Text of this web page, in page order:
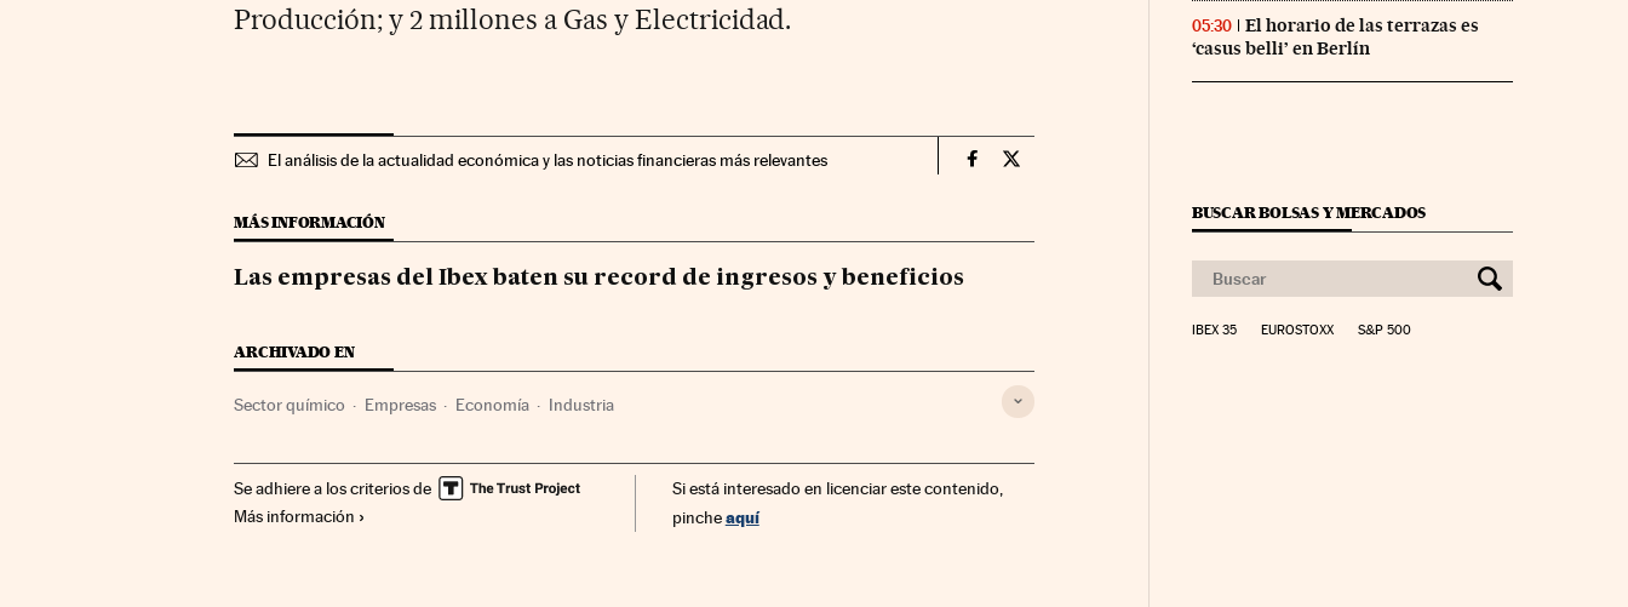
Producción; y 2 millones a Gas y Electricidad.
El análisis de la actualidad económica y las noticias financieras más relevantes Companias Cinco Días en Facebook
Companias Cinco Días en Twitter
MÁS INFORMACIÓN
Las empresas del Ibex baten su record de ingresos y beneficios
ARCHIVADO EN
Sector químico Empresas Economía Industria
Se adhiere a los criterios de
Más información
Si está interesado en licenciar este contenido,
pincheaquí
05:30
El horario de las terrazas es
‘casus belli’ en Berlín
BUSCAR BOLSAS Y MERCADOS
IBEX 35 EUROSTOXX S&P 500